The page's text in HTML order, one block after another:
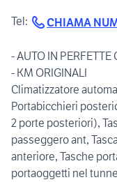
Tel: CHIAMA
- AUTO IN PERFETTE
- KM ORIGINALI
Climatizzatore
Portabicchieri
2 porte posteriori),
passeggero ant,
anteriore, Tasche
portaoggetti nel